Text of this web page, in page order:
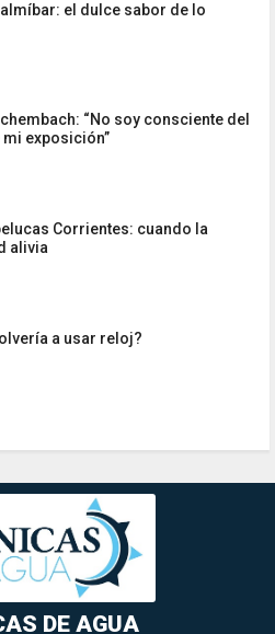
el dulce sabor de lo
“No soy consciente del
exposición”
Corrientes: cuando la
alivia
a usar reloj?
DE AGUA